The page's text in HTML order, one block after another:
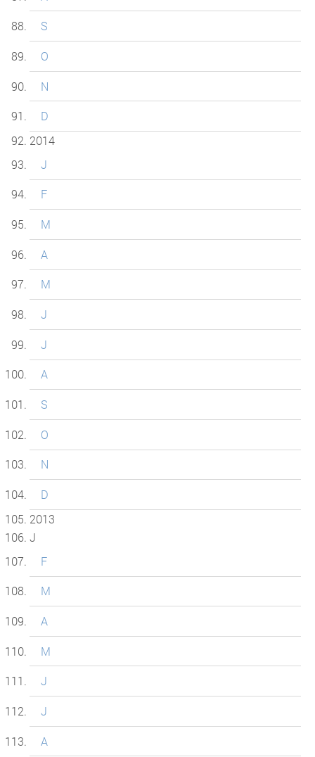
S
O
N
D
2014
J
F
M
A
M
J
J
A
S
O
N
D
2013
J
F
M
A
M
J
J
A